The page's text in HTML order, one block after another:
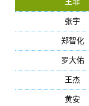
张宇
郑智化
罗大佑
王杰
黄安